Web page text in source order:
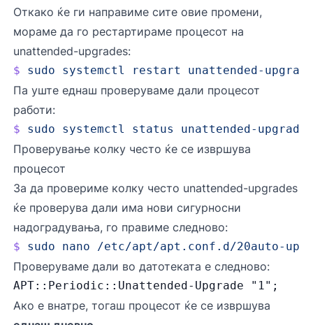
Откако ќе ги направиме сите овие промени,
мораме да го рестартираме процесот на
unattended-upgrades:
$ sudo systemctl restart unattended-
Па уште еднаш проверуваме дали процесот
работи:
$ sudo systemctl status unattended-
Проверување колку често ќе се извршува
процесот
За да провериме колку често unattended-upgrades
ќе проверува дали има нови сигурносни
надоградувања, го правиме следново:
$ sudo nano /etc/apt/apt.conf.d/20auto-
Проверуваме дали во датотеката е следново:
APT::Periodic::Unattended-Upgrade "1";
Ако е внатре, тогаш процесот ќе се извршува